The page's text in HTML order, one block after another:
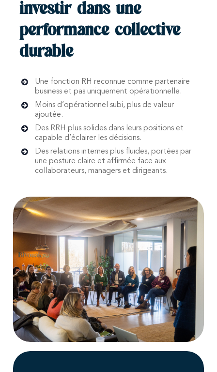
leur capacité à prendre du recul et
affiner leurs arbitrages
investir dans une
performance collective
durable
Une fonction RH reconnue comme partenaire
business et pas uniquement opérationnelle.
Moins d’opérationnel subi, plus de valeur
ajoutée.
Des RRH plus solides dans leurs positions et
capable d’éclairer les décisions.
Des relations internes plus fluides, portées par
une posture claire et affirmée face aux
collaborateurs, managers et dirigeants.